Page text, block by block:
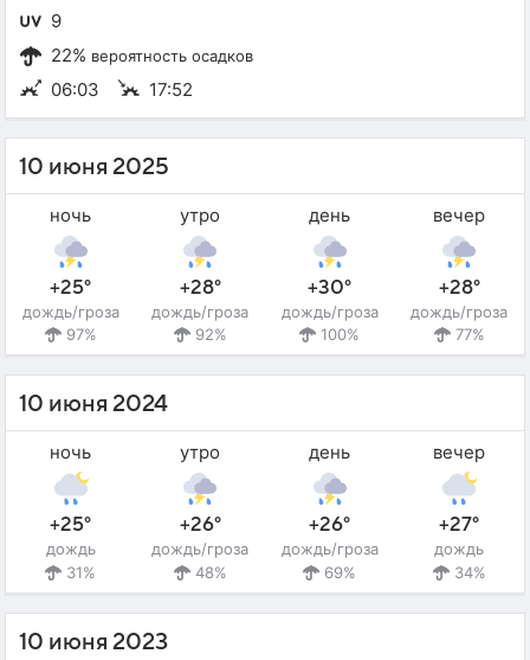
9
22% вероятность осадков
06:03 17:52
10 июня 2025
ночь
+25°
дождь/гроза
97%
утро
+28°
дождь/гроза
92%
день
+30°
дождь/гроза
100%
вечер
+28°
дождь/гроза
77%
10 июня 2024
ночь
+25°
дождь
31%
утро
+26°
дождь/гроза
48%
день
+26°
дождь/гроза
69%
вечер
+27°
дождь
34%
10 июня 2023